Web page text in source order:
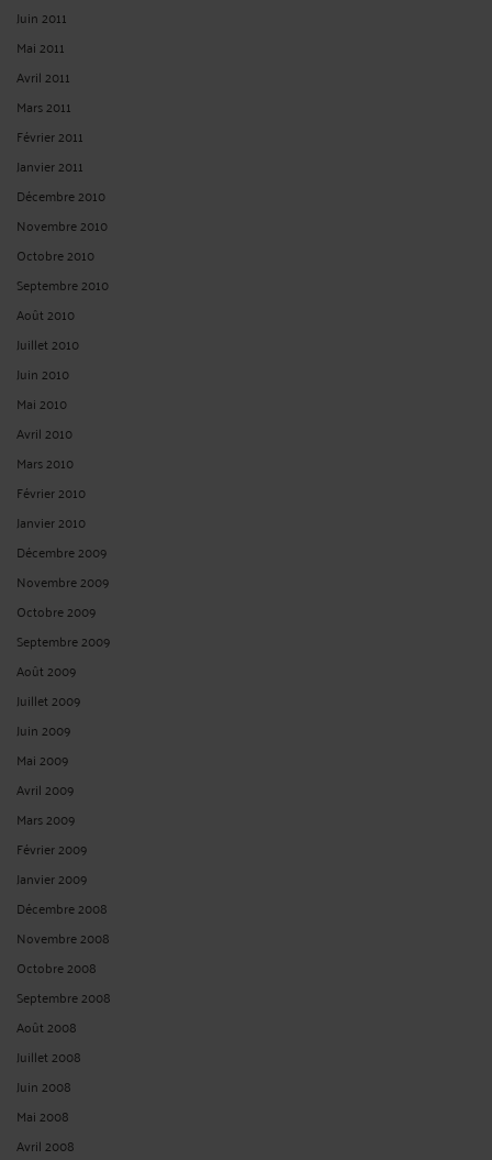
Juin 2011
Mai 2011
Avril 2011
Mars 2011
Février 2011
Janvier 2011
Décembre 2010
Novembre 2010
Octobre 2010
Septembre 2010
Août 2010
Juillet 2010
Juin 2010
Mai 2010
Avril 2010
Mars 2010
Février 2010
Janvier 2010
Décembre 2009
Novembre 2009
Octobre 2009
Septembre 2009
Août 2009
Juillet 2009
Juin 2009
Mai 2009
Avril 2009
Mars 2009
Février 2009
Janvier 2009
Décembre 2008
Novembre 2008
Octobre 2008
Septembre 2008
Août 2008
Juillet 2008
Juin 2008
Mai 2008
Avril 2008